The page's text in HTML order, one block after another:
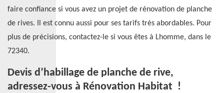
faire confiance si vous avez un projet de rénovation de planche
de rives. Il est connu aussi pour ses tarifs très abordables. Pour
plus de précisions, contactez-le si vous êtes à Lhomme, dans le
72340.
Devis d’habillage de planche de rive,
adressez-vous à Rénovation Habitat !